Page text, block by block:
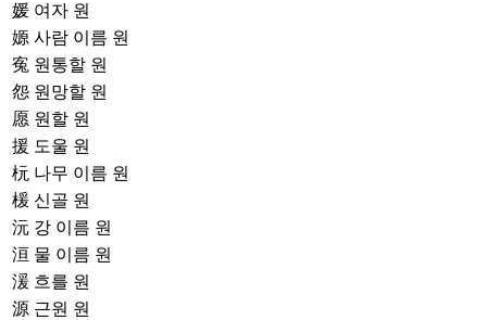
媛 여자 원
嫄 사람 이름 원
寃 원통할 원
怨 원망할 원
愿 원할 원
援 도울 원
杬 나무 이름 원
楥 신골 원
沅 강 이름 원
洹 물 이름 원
湲 흐를 원
源 근원 원